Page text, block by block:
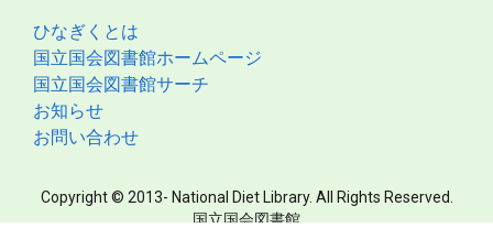
ひなぎくとは
国立国会図書館ホームページ
国立国会図書館サーチ
お知らせ
お問い合わせ
Copyright © 2013- National Diet Library. All Rights Reserved.